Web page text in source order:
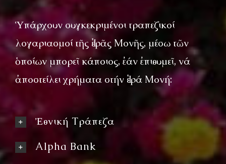
Ὑπάρχουν συγκεκριμένοι τραπεζικοί
λογαριασμοί τῆς Ἱερᾶς Μονῆς, μέσω τῶν
ὁποίων μπορεῖ κάποιος, ἐάν ἐπιθυμεῖ, νά
ἀποστείλει χρήματα στήν Ἱερά Μονή:
Ἐθνική Τράπεζα
Alpha Bank